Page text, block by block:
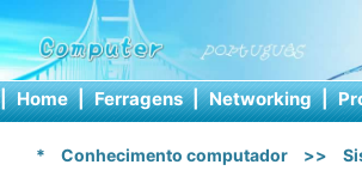
| Home | Ferragens | Networking |
* Conhecimento computador >>